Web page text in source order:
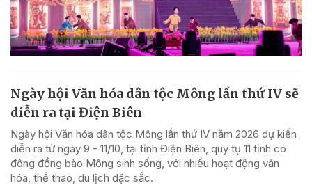
Ngày hội Văn hóa dân tộc Mông lần thứ IV sẽ
diễn ra tại Điện Biên
Ngày hội Văn hóa dân tộc Mông lần thứ IV năm 2026 dự kiến
diễn ra từ ngày 9 - 11/10, tại tỉnh Điện Biên, quy tụ 11 tỉnh có
đông đồng bào Mông sinh sống, với nhiều hoạt động văn
hóa, thể thao, du lịch đặc sắc.